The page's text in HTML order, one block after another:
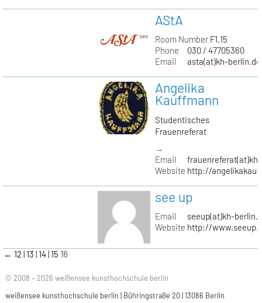
AStA
Room NumberF1.15
Phone
030 / 47705360
Email
asta(at)kh-berlin.de
Angelika
Kauffmann
Studentisches
Frauenreferat
→
Email
Website http://
see up
Email
seeup(at)kh-
Website http://
← 12 13 14 15 16
© 2008 – 2026 weißensee kunsthochschule berlin
weißensee kunsthochschule berlin | Bühringstraße 20 | 13086 Berlin